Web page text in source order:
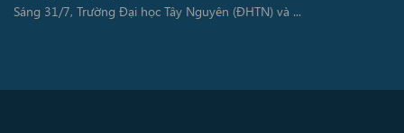
Sáng 31/7, Trường Đại học Tây Nguyên (ĐHTN) và ...